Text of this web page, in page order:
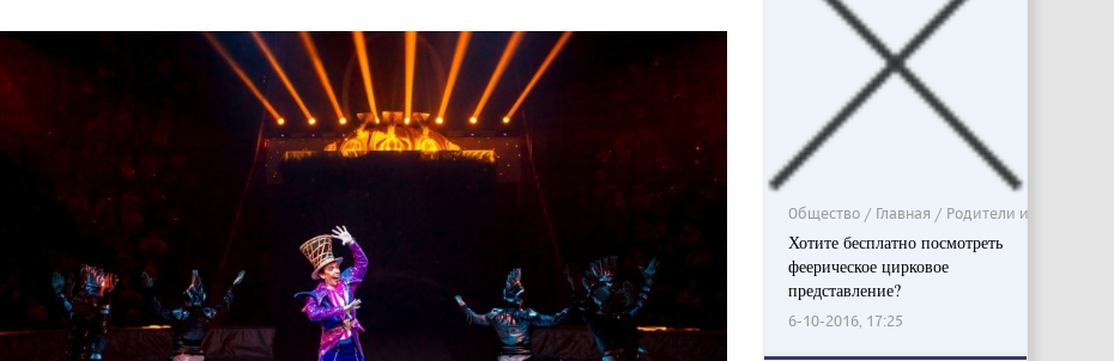
Общество / Главная / Родители и дети
Хотите бесплатно посмотреть
феерическое цирковое
представление?
6-10-2016, 17:25